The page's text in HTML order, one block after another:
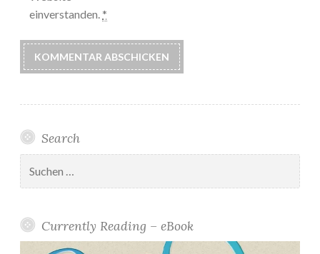
einverstanden. *
Search
nach:
Currently Reading – eBook